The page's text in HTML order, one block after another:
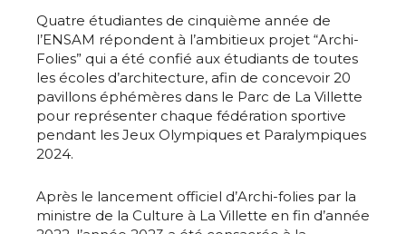
Quatre étudiantes de cinquième année de
l’ENSAM répondent à l’ambitieux projet “Archi-
Folies” qui a été confié aux étudiants de toutes
les écoles d’architecture, afin de concevoir 20
pavillons éphémères dans le Parc de La Villette
pour représenter chaque fédération sportive
pendant les Jeux Olympiques et Paralympiques
2024.
Après le lancement officiel d’Archi-folies par la
ministre de la Culture à La Villette en fin d’année